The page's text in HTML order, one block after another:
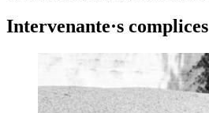
Intervenante·s complices